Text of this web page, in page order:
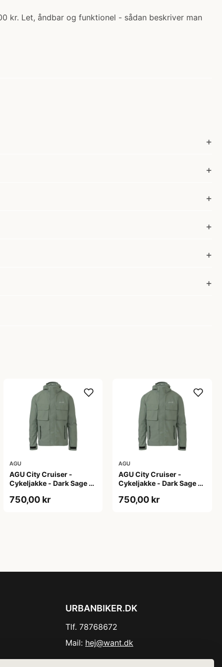
kr. Let, åndbar og funktionel - sådan beskriver man
AGU
AGU City Cruiser -
Cykeljakke - Dark Sage -
750,00 kr
AGU
AGU City Cruiser -
Cykeljakke - Dark Sage -
750,00 kr
URBANBIKER.DK
Tlf. 78768672
Mail: hej@want.dk